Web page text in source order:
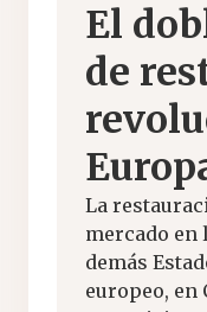
El
de
La
mercado en
demás
europeo, en